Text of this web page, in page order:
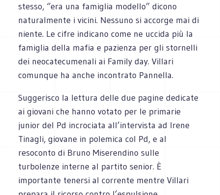
stesso, “era una famiglia modello” dicono
naturalmente i vicini. Nessuno si accorge mai di
niente. Le cifre indicano come ne uccida più la
famiglia della mafia e pazienza per gli stornelli
dei neocatecumenali ai Family day. Villari
comunque ha anche incontrato Pannella.
Suggerisco la lettura delle due pagine dedicate
ai giovani che hanno votato per le primarie
junior del Pd incrociata all’intervista ad Irene
Tinagli, giovane in polemica col Pd, e al
resoconto di Bruno Miserendino sulle
turbolenze interne al partito senior. È
importante tenersi al corrente mentre Villari